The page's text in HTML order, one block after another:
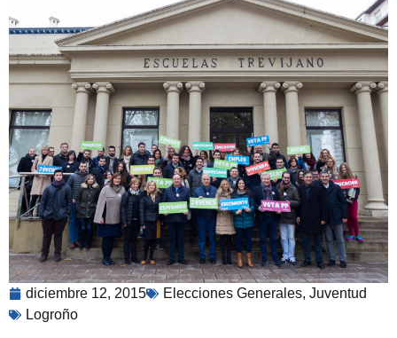
diciembre 12, 2015 Elecciones Generales, Juventud
Logroño